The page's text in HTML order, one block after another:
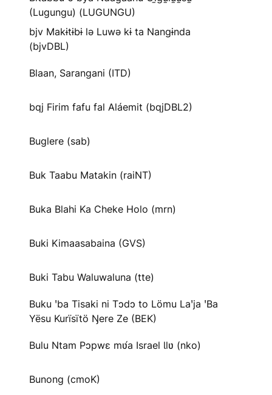
(Lugungu) (LUGUNGU)
bjv Makɨtɨbɨ lə Luwə kɨ ta Nangɨnda
(bjvDBL)
Blaan, Sarangani (ITD)
bqj Firim fafu fal Aláemit (bqjDBL2)
Buglere (sab)
Buk Taabu Matakin (raiNT)
Buka Blahi Ka Cheke Holo (mrn)
Buki Kimaasabaina (GVS)
Buki Tabu Waluwaluna (tte)
Buku ꞌba Tisaki ni Tɔdɔ to Lömu Laꞌja ꞌBa
Yësu Kurïsïtö Ŋere Ze (BEK)
Bulu Ntam Pɔpwɛ mʋ́a Israel Ɩlʋ (nko)
Bunong (cmoK)